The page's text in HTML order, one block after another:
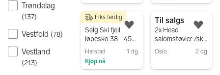
Trøndelag
(137)
Vestfold (78)
Vestland
(213)
999 kr
Selg Ski fjell
løpesko 38 - 45
størrelse
snowboard
støvler
Harstad
1 dg.
Kjøp nå
Fiks ferdig
Legg til som favoritt.
Til salgs
2x Head
salomstøvler /ski
/twin tip.
Oslo 2 dg.